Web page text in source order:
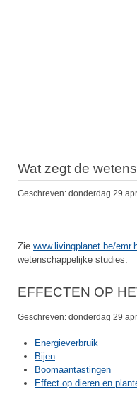
Wat zegt de
Geschreven: donderdag 29
Zie www.livingplanet.be/
wetenschappelijke studies.
EFFECTEN OP
Geschreven: donderdag 29
Energieverbruik
Bijen
Boomaantastingen
Effect op dieren en